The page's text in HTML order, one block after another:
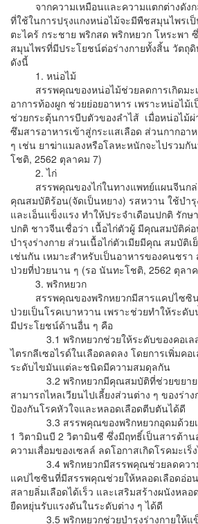
จากความเหมือนและความแตกต่างดังกล่
ที่ใช้ในการปรุงแกงหน่อไม้จะมีพืชสมุนไพรเ
ตะไคร้ กระชาย พริกสด พริกหยวก โหระพา
สมุนไพรที่มีประโยชน์ต่อร่างกายทั้งสิ้น วัตถุ
ดังนี้
1. หน่อไม้
สรรพคุณของหน่อไม้ช่วยลดการเกิดมะเ
อาการท้องผูก ช่วยย่อยอาหาร เพราะหน่อไม้
ช่วยกระตุ้นการบีบตัวของลำไส้ เมื่อหน่อไม้ผ่
ซึมสารอาหารเข้าสู่กระแสเลือด ส่วนกากอา
ๆ เช่น ยาฆ่าแมลงหรือโลหะหนักจะไปรวมกั
โชติ, 2562 ตุลาคม 7)
2. ไก่
สรรพคุณของไก่ในทางแพทย์แผนจีนกล่า
คุณสมบัติร้อน(จัดเป็นหยาง) รสหวาน ใช้บำรุ
และเอ็นแข็งแรง ทำให้ประจำเดือนปกติ รักษ
ปกติ ชาวจีนเชื่อว่า เนื้อไก่ตัวผู้ มีคุณสมบัติค่
บำรุงร่างกาย ส่วนเนื้อไก่ตัวเมียมีคุณ สมบัติเ
เช่นกัน เหมาะสำหรับเป็นอาหารของคนชร
ป่วยที่ป่วยนาน ๆ (รอ นันทะโชติ, 2562 ตุลา
3. พริกหยวก
สรรพคุณของพริกหยวกมีสารแคปไซซิน
ป่วยเป็นโรคเบาหวาน เพราะช่วยทำให้ระดั
มีประโยชน์ด้านอื่น ๆ คือ
3.1 พริกหยวกช่วยให้ระดับของคอเลส
ไตรกลีเซอไรด์ในเลือดลดลง โดยการเพิ่มค
ระดับไขมันแต่ละชนิดมีความสมดุลกัน
3.2 พริกหยวกมีคุณสมบัติที่ช่วยขยายห
สามารถไหลเวียนไปเลี้ยงส่วนต่าง ๆ ของร่า
ป้องกันโรคหัวใจและหลอดเลือดตีบตันได้ดี
3.3 สรรพคุณของพริกหยวกอุดมด้วยเ
1 วิตามินบี 2 วิตามินซี ซึ่งมีฤทธิ์เป็นสารต้า
ความเสื่อมของเซลล์ ลดโอกาสเกิดโรคมะเ
3.4 พริกหยวกมีสรรพคุณช่วยลดความ
แคปไซซินที่มีสรรพคุณช่วยให้หลอดเลือดอ่อ
สลายลิ่มเลือดได้เร็ว และเสริมสร้างผนังหล
ยืดหยุ่นรับแรงดันในระดับต่าง ๆ ได้ดี
3.5 พริกหยวกช่วยบำรุงร่างกายให้แข็ง